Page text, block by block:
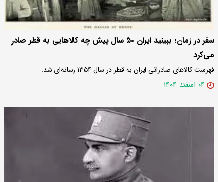
سفر در زمان؛ ببینید ایران ۵۰ سال پیش چه کالاهایی به قطر صادر
می‌کرد
فهرست کالاهای صادراتی ایران به قطر در سال ۱۳۵۴ رسانه‌ای شد.
۰۴ اسفند ۱۴۰۴